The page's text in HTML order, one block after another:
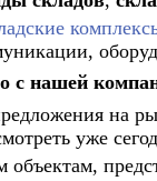
с нашей
на
уже